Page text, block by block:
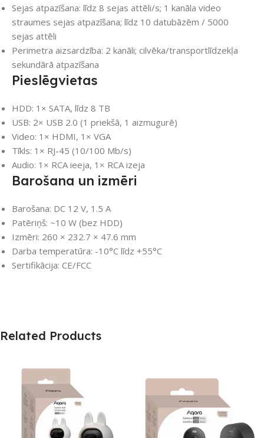
Sejas atpazīšana: līdz 8 sejas attēli/s; 1 kanāla video
straumes sejas atpazīšana; līdz 10 datubāzēm / 5000
sejas attēli
Perimetra aizsardzība: 2 kanāli; cilvēka/transportlīdzekļa
sekundārā atpazīšana
Pieslēgvietas
HDD: 1× SATA, līdz 8 TB
USB: 2× USB 2.0 (1 priekšā, 1 aizmugurē)
Video: 1× HDMI, 1× VGA
Tīkls: 1× RJ-45 (10/100 Mb/s)
Audio: 1× RCA ieeja, 1× RCA izeja
Barošana un izmēri
Barošana: DC 12 V, 1.5 A
Patēriņš: ~10 W (bez HDD)
Izmēri: 260 × 232.7 × 47.6 mm
Darba temperatūra: -10°C līdz +55°C
Sertifikācija: CE/FCC
Related Products